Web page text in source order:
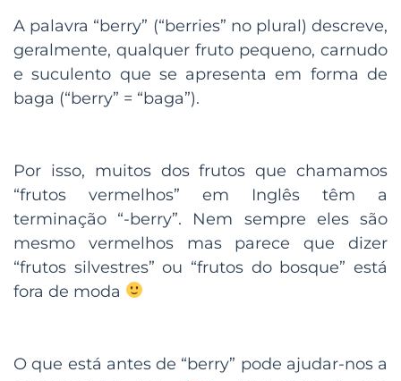
A palavra “berry” (“berries” no plural) descreve,
geralmente, qualquer fruto pequeno, carnudo
e suculento que se apresenta em forma de
baga (“berry” = “baga”).
Por isso, muitos dos frutos que chamamos
“frutos vermelhos” em Inglês têm a
terminação “-berry”. Nem sempre eles são
mesmo vermelhos mas parece que dizer
“frutos silvestres” ou “frutos do bosque” está
fora de moda
O que está antes de “berry” pode ajudar-nos a